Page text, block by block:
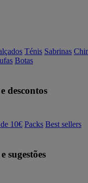
Ténis Sabrinas
Botas
descontos
10€ Packs Best sellers
sugestões